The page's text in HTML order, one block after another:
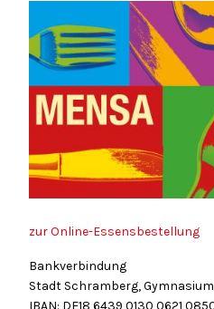
zur Online-Essensbestellung
Bankverbindung
Stadt Schramberg,